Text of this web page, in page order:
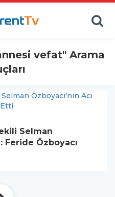
vefat" Arama
Selman
Feride Özboyacı